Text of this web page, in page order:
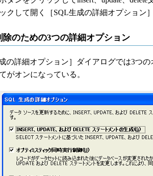
クして開く［SQL生成の詳細オプション
除のための3つの詳細オプション
の詳細オプション］ダイアログでは3つ
がオンになっている。